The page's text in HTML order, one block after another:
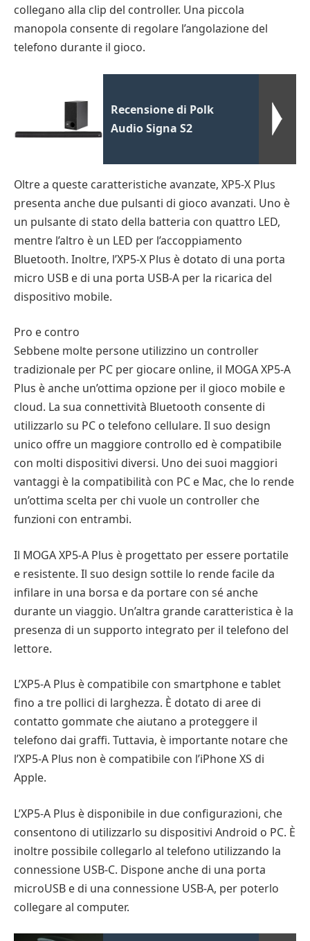
collegano alla clip del controller. Una piccola
manopola consente di regolare l’angolazione del
telefono durante il gioco.
Recensione di Polk
Audio Signa S2
Oltre a queste caratteristiche avanzate, XP5-X Plus
presenta anche due pulsanti di gioco avanzati. Uno è
un pulsante di stato della batteria con quattro LED,
mentre l’altro è un LED per l’accoppiamento
Bluetooth. Inoltre, l’XP5-X Plus è dotato di una porta
micro USB e di una porta USB-A per la ricarica del
dispositivo mobile.
Pro e contro
Sebbene molte persone utilizzino un controller
tradizionale per PC per giocare online, il MOGA XP5-A
Plus è anche un’ottima opzione per il gioco mobile e
cloud. La sua connettività Bluetooth consente di
utilizzarlo su PC o telefono cellulare. Il suo design
unico offre un maggiore controllo ed è compatibile
con molti dispositivi diversi. Uno dei suoi maggiori
vantaggi è la compatibilità con PC e Mac, che lo rende
un’ottima scelta per chi vuole un controller che
funzioni con entrambi.
Il MOGA XP5-A Plus è progettato per essere portatile
e resistente. Il suo design sottile lo rende facile da
infilare in una borsa e da portare con sé anche
durante un viaggio. Un’altra grande caratteristica è la
presenza di un supporto integrato per il telefono del
lettore.
L’XP5-A Plus è compatibile con smartphone e tablet
fino a tre pollici di larghezza. È dotato di aree di
contatto gommate che aiutano a proteggere il
telefono dai graffi. Tuttavia, è importante notare che
l’XP5-A Plus non è compatibile con l’iPhone XS di
Apple.
L’XP5-A Plus è disponibile in due configurazioni, che
consentono di utilizzarlo su dispositivi Android o PC. È
inoltre possibile collegarlo al telefono utilizzando la
connessione USB-C. Dispone anche di una porta
microUSB e di una connessione USB-A, per poterlo
collegare al computer.